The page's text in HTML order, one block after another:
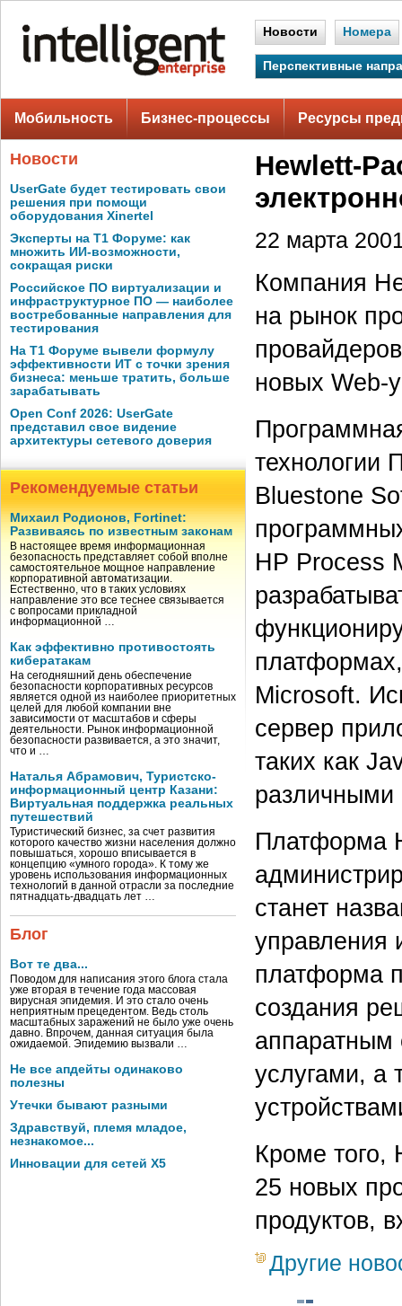
Новости Номера
Перспективные
Мобильность Бизнес-процессы Ресурсы
Новости
UserGate будет тестировать свои
решения при помощи
оборудования Xinertel
Эксперты на Т1 Форуме: как
множить ИИ-возможности,
сокращая риски
Российское ПО виртуализации и
инфраструктурное ПО — наиболее
востребованные направления для
тестирования
На Т1 Форуме вывели формулу
эффективности ИТ с точки зрения
бизнеса: меньше тратить, больше
зарабатывать
Open Conf 2026: UserGate
представил свое видение
архитектуры сетевого доверия
Рекомендуемые статьи
Михаил Родионов, Fortinet:
Развиваясь по известным законам
В настоящее время информационная
безопасность представляет собой вполне
самостоятельное мощное направление
корпоративной автоматизации.
Естественно, что в таких условиях
направление это все теснее связывается
с вопросами прикладной
информационной …
Как эффективно противостоять
кибератакам
На сегодняшний день обеспечение
безопасности корпоративных ресурсов
является одной из наиболее приоритетных
целей для любой компании вне
зависимости от масштабов и сферы
деятельности. Рынок информационной
безопасности развивается, а это значит,
что и …
Наталья Абрамович, Туристско-
информационный центр Казани:
Виртуальная поддержка реальных
путешествий
Туристический бизнес, за счет развития
которого качество жизни населения должно
повышаться, хорошо вписывается в
концепцию «умного города». К тому же
уровень использования информационных
технологий в данной отрасли за последние
пятнадцать-двадцать лет …
Блог
Вот те два...
Поводом для написания этого блога стала
уже вторая в течение года массовая
вирусная эпидемия. И это стало очень
неприятным прецедентом. Ведь столь
масштабных заражений не было уже очень
давно. Впрочем, данная ситуация была
ожидаемой. Эпидемию вызвали …
Не все апдейты одинаково
полезны
Утечки бывают разными
Здравствуй, племя младое,
незнакомое...
Инновации для сетей X5
Hewlett-
22 марта
Компания
на рынок
новых Web-
технологии
Bluestone
HP Process
Microsoft.
сервер
таких как
различными
Платформа
станет
управления
платформа
создания
аппаратным
услугами, а
Кроме того,
25 новых
продуктов,
Другие